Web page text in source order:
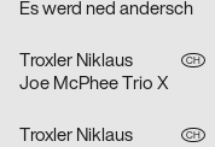
Es werd ned andersch
Troxler Niklaus CH
Joe McPhee Trio X
Troxler Niklaus CH